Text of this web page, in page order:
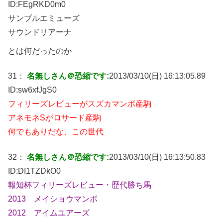
ID:FEgRKD0m0
サンブルエミューズ
サウンドリアーナ
とは何だったのか
31： 名無しさん＠恐縮です:2013/03/10(日) 16:13:05.89
ID:sw6xfJgS0
フィリーズレビューがスズカマンボ産駒
アネモネSがロサード産駒
何でもありだな、この世代
32： 名無しさん＠恐縮です:2013/03/10(日) 16:13:50.83
ID:DI1TZDkO0
報知杯フィリーズレビュー・歴代勝ち馬
2013 メイショウマンボ
2012 アイムユアーズ